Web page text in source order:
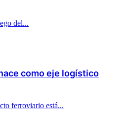
del...
como eje logístico
ferroviario está...